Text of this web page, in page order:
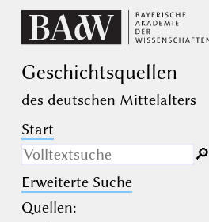
Geschichts­quellen
des deutschen Mittelalters
Start
Nur in Beschreibungs­texten
suchen
🔎︎
Erweiterte Suche
Quellen: